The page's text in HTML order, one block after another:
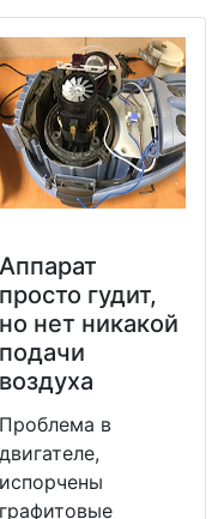
Аппарат
просто гудит,
но нет никакой
подачи
воздуха
Проблема в
двигателе,
испорчены
графитовые